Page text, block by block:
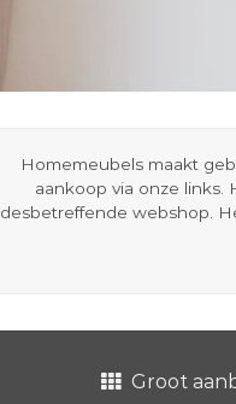
Homemeubels maakt
aankoop via onze
desbetreffende webshop.
Groot